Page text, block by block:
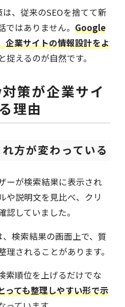
、従来のSEOを捨てて新
ではありません。 Google
企業サイトの情報設計をよ
捉えるのが自然です。
策が企業サイ
理由
方が変わっている
ーが検索結果に表示され
や説明文を見比べ、クリ
認していました。
検索結果の画面上で、質
されることがあります。
索順位を上げるだけでな
っても整理しやすい形で示